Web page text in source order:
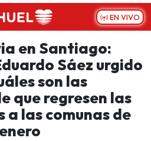
EN VIVO
en Santiago:
Sáez urgido
son las
que regresen las
las comunas de